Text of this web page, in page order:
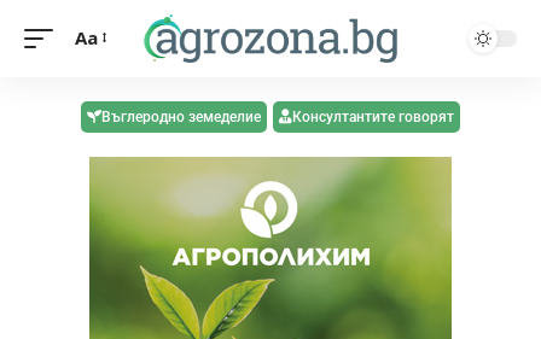
Aa
Въглеродно земеделие Консултантите говорят